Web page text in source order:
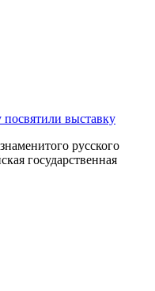
выставку
русского
государственная